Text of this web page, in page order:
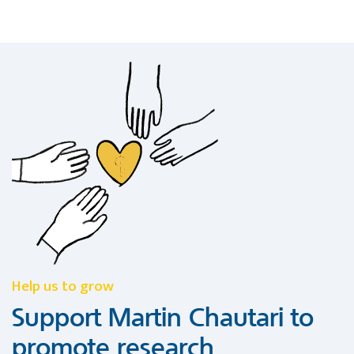
Help us to grow
Support Martin Chautari to
promote research